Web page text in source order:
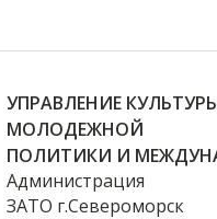
УПРАВЛЕНИЕ
МОЛОДЕЖНОЙ
ПОЛИТИКИ И
Администрация
ЗАТО г.Североморск